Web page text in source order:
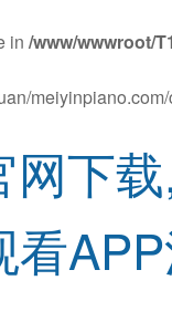
in /www/wwwroot/
下